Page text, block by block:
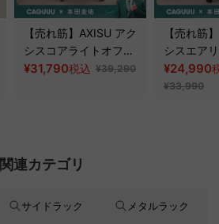
【売れ筋】AXISU アク
シスコアライトオフィ
スチェア
¥31,790税込 ¥39,290
【売れ筋
シスエア
フィスチ
¥24,990
¥33,990
関連カテゴリ
サイドラック メタルラック